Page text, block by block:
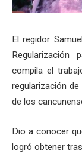
El regidor
Regularización
compila el
regularización
de los
Dio a conocer
logró obtener